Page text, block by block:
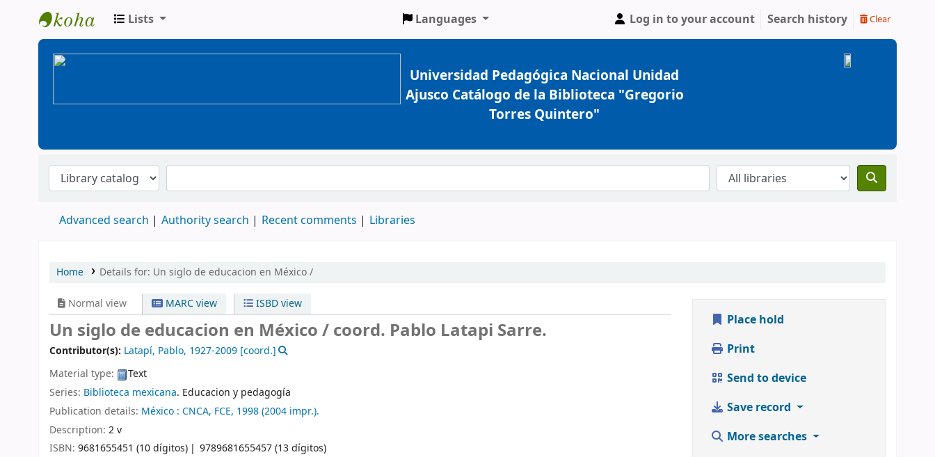
BiblioGTQ
Lists Languages Log in to your account Search history Clear
Universidad Pedagógica Nacional Unidad
Ajusco Catálogo de la Biblioteca "Gregorio
Torres Quintero"
Advanced search Authority search Recent comments Libraries
Home Details for: Un siglo de educacion en México /
Normal view MARC view ISBD view
Un siglo de educacion en México /coord. Pablo Latapi Sarre.
Contributor(s): Latapí, Pablo, 1927-2009 [coord.]
Material type:
Text
Series: Biblioteca mexicana. Educacion y pedagogía
Publication details: México : CNCA, FCE, 1998 (2004 impr.).
Description: 2 v
ISBN: 9681655451 (10 dígitos)
9789681655457 (13 dígitos)
Place hold
Print
Send to device
Save record
More searches